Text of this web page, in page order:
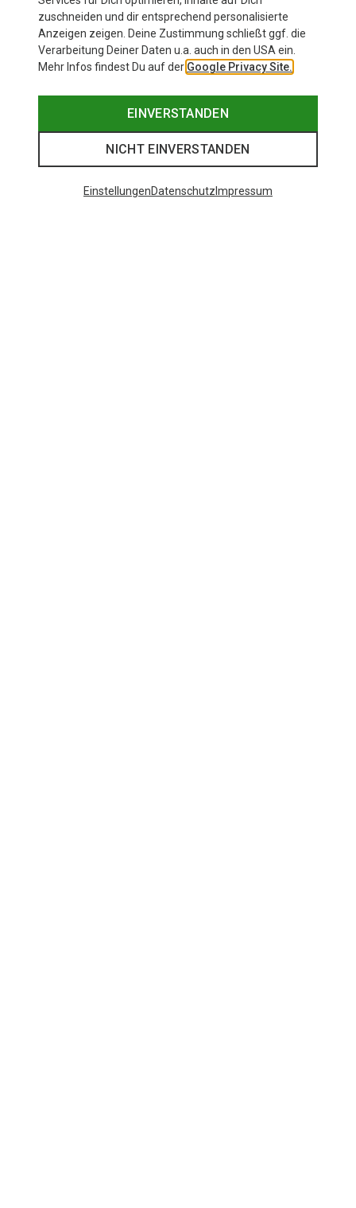
Aufberwahrungstasche.
ZUM SAWTOOTH SCHLAFSACK
Du willst noch mehr Produkte von Marmot
sehen?
zuschneiden und dir entsprechend personalisierte
Anzeigen zeigen. Deine Zustimmung schließt ggf. die
Verarbeitung Deiner Daten u.a. auch in den USA ein.
Mehr Infos findest Du auf der Google Privacy Site.
EINVERSTANDEN
NICHT EINVERSTANDEN
EinstellungenDatenschutz Impressum